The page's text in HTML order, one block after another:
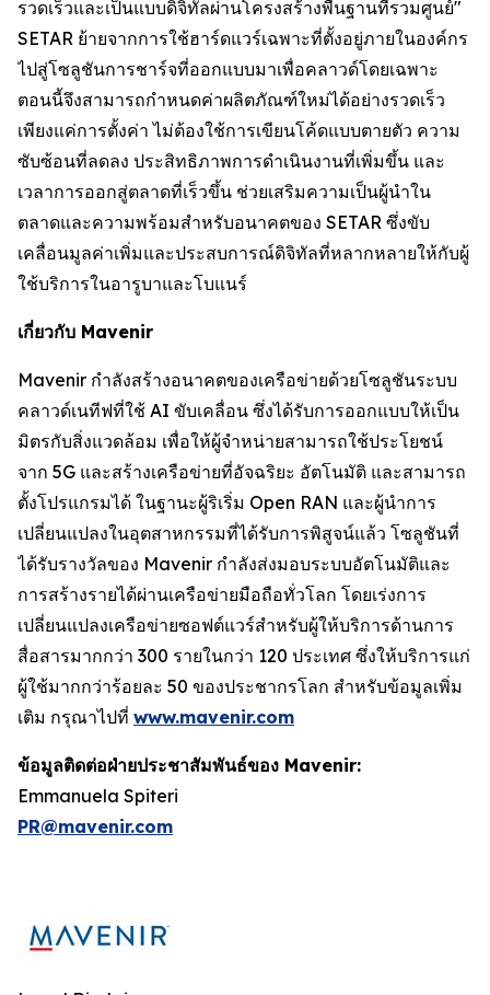
รวดเร็วและเป็นแบบดิจิทัลผ่านโครงสร้างพื้นฐานที่รวมศูนย์"
SETAR ย้ายจากการใช้ฮาร์ดแวร์เฉพาะที่ตั้งอยู่ภายในองค์กร
ไปสู่โซลูชันการชาร์จที่ออกแบบมาเพื่อคลาวด์โดยเฉพาะ
ตอนนี้จึงสามารถกำหนดค่าผลิตภัณฑ์ใหม่ได้อย่างรวดเร็ว
เพียงแค่การตั้งค่า ไม่ต้องใช้การเขียนโค้ดแบบตายตัว ความ
ซับซ้อนที่ลดลง ประสิทธิภาพการดำเนินงานที่เพิ่มขึ้น และ
เวลาการออกสู่ตลาดที่เร็วขึ้น ช่วยเสริมความเป็นผู้นำใน
ตลาดและความพร้อมสำหรับอนาคตของ SETAR ซึ่งขับ
เคลื่อนมูลค่าเพิ่มและประสบการณ์ดิจิทัลที่หลากหลายให้กับผู้
ใช้บริการในอารูบาและโบแนร์
เกี่ยวกับ Mavenir
Mavenir กำลังสร้างอนาคตของเครือข่ายด้วยโซลูชันระบบ
คลาวด์เนทีฟที่ใช้ AI ขับเคลื่อน ซึ่งได้รับการออกแบบให้เป็น
มิตรกับสิ่งแวดล้อม เพื่อให้ผู้จำหน่ายสามารถใช้ประโยชน์
จาก 5G และสร้างเครือข่ายที่อัจฉริยะ อัตโนมัติ และสามารถ
ตั้งโปรแกรมได้ ในฐานะผู้ริเริ่ม Open RAN และผู้นำการ
เปลี่ยนแปลงในอุตสาหกรรมที่ได้รับการพิสูจน์แล้ว โซลูชันที่
ได้รับรางวัลของ Mavenir กำลังส่งมอบระบบอัตโนมัติและ
การสร้างรายได้ผ่านเครือข่ายมือถือทั่วโลก โดยเร่งการ
เปลี่ยนแปลงเครือข่ายซอฟต์แวร์สำหรับผู้ให้บริการด้านการ
สื่อสารมากกว่า 300 รายในกว่า 120 ประเทศ ซึ่งให้บริการแก่
ผู้ใช้มากกว่าร้อยละ 50 ของประชากรโลก สำหรับข้อมูลเพิ่ม
เติม กรุณาไปที่ www.mavenir.com
ข้อมูลติดต่อฝ่ายประชาสัมพันธ์ของ Mavenir:
Emmanuela Spiteri
PR@mavenir.com